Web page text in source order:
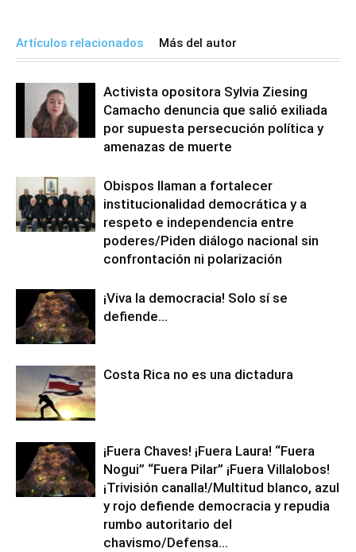
Artículos relacionados Más del autor
Activista opositora Sylvia Ziesing
Camacho denuncia que salió exiliada
por supuesta persecución política y
amenazas de muerte
Obispos llaman a fortalecer
institucionalidad democrática y a
respeto e independencia entre
poderes/Piden diálogo nacional sin
confrontación ni polarización
¡Viva la democracia! Solo sí se
defiende…
Costa Rica no es una dictadura
¡Fuera Chaves! ¡Fuera Laura! “Fuera
Nogui” “Fuera Pilar” ¡Fuera Villalobos!
¡Trivisión canalla!/Multitud blanco, azul
y rojo defiende democracia y repudia
rumbo autoritario del
chavismo/Defensa...